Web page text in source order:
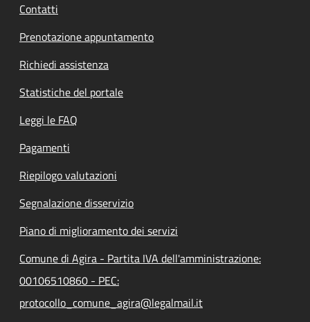
Contatti
Prenotazione appuntamento
Richiedi assistenza
Statistiche del portale
Leggi le FAQ
Pagamenti
Riepilogo valutazioni
Segnalazione disservizio
Piano di miglioramento dei servizi
Comune di Agira - Partita IVA dell'amministrazione:
00106510860 - PEC:
protocollo_comune_agira@legalmail.it